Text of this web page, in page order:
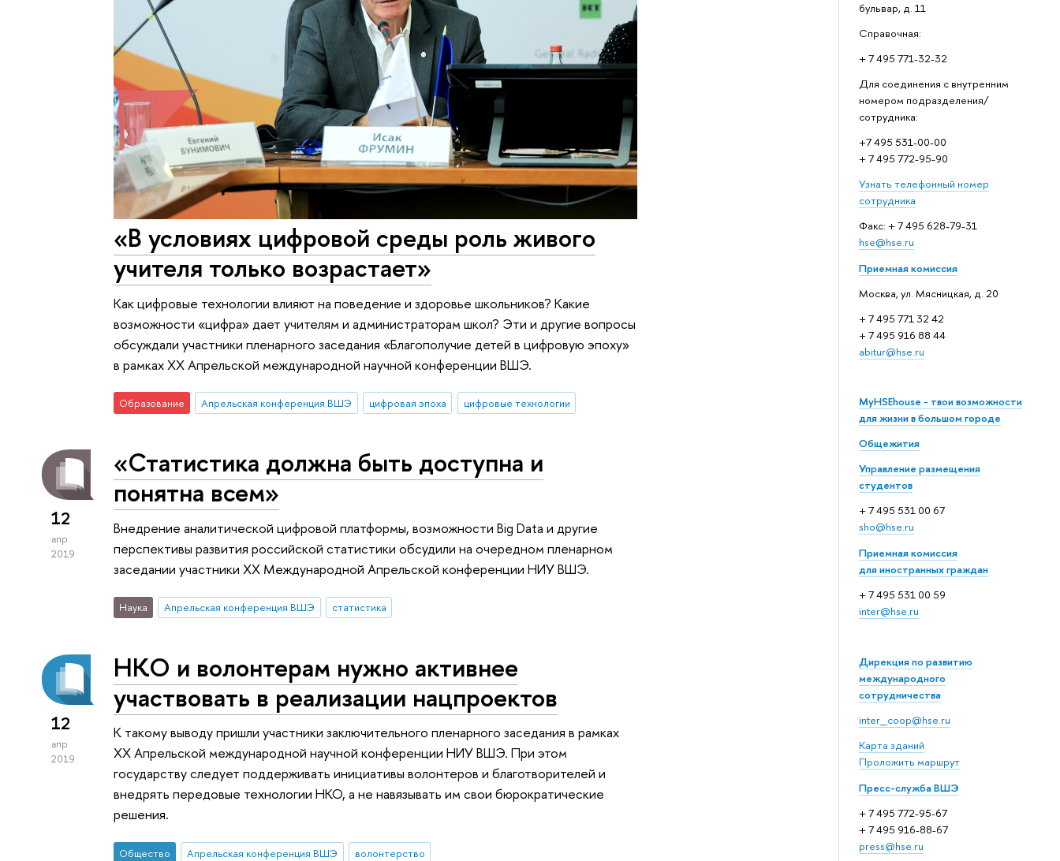
бульвар, д. 11
Справочная:
+ 7 495 771-32-32
Для соединения с внутренним
номером подразделения/
сотрудника:
+7 495 531-00-00
+ 7 495 772-95-90
Узнать телефонный номер
сотрудника
Факс: + 7 495 628-79-31
hse@hse.ru
Приемная комиссия
Москва, ул. Мясницкая, д. 20
+ 7 495 771 32 42
+ 7 495 916 88 44
abitur@hse.ru
MyHSEhouse - твои возможности
для жизни в большом городе
Общежития
Управление размещения
студентов
+ 7 495 531 00 67
sho@hse.ru
Приемная комиссия
для иностранных граждан
+ 7 495 531 00 59
inter@hse.ru
Дирекция по развитию
международного
сотрудничества
inter_coop@hse.ru
Карта зданий
Проложить маршрут
Пресс-служба ВШЭ
+ 7 495 772-95-67
+ 7 495 916-88-67
press@hse.ru
«В условиях цифровой среды роль живого
учителя только возрастает»
Как цифровые технологии влияют на поведение и здоровье школьников? Какие
возможности «цифра» дает учителям и администраторам школ? Эти и другие вопросы
обсуждали участники пленарного заседания «Благополучие детей в цифровую эпоху»
в рамках XX Апрельской международной научной конференции ВШЭ.
Образование Апрельская конференция ВШЭ цифровая эпоха цифровые технологии
12
апр
2019
«Статистика должна быть доступна и
понятна всем»
Внедрение аналитической цифровой платформы, возможности Big Data и другие
перспективы развития российской статистики обсудили на очередном пленарном
заседании участники ХХ Международной Апрельской конференции НИУ ВШЭ.
Наука Апрельская конференция ВШЭ статистика
12
апр
2019
НКО и волонтерам нужно активнее
участвовать в реализации нацпроектов
К такому выводу пришли участники заключительного пленарного заседания в рамках
XX Апрельской международной научной конференции НИУ ВШЭ. При этом
государству следует поддерживать инициативы волонтеров и благотворителей и
внедрять передовые технологии НКО, а не навязывать им свои бюрократические
решения.
Общество Апрельская конференция ВШЭ
волонтерство